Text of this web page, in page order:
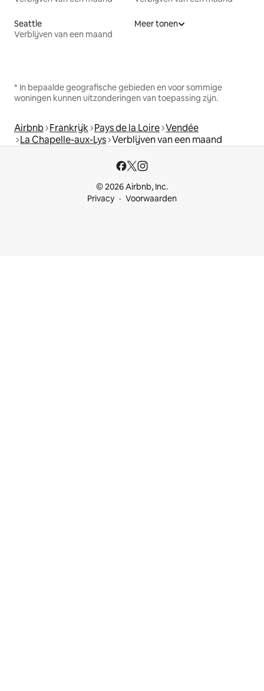
Seattle
Verblijven van een maand
Meer tonen
* In bepaalde geografische gebieden en voor sommige
woningen kunnen uitzonderingen van toepassing zijn.
Airbnb Frankrijk Pays de la Loire Vendée
La Chapelle-aux-Lys Verblijven van een maand
© 2026 Airbnb, Inc.
Privacy
Voorwaarden